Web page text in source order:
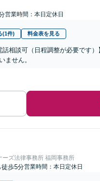
営業時間：本日定休日
(1件) 料金表を見る
話相談可（日程調整が必要です
ません。
ズ法律事務所 福岡事務所
徒歩5分営業時間：本日定休日